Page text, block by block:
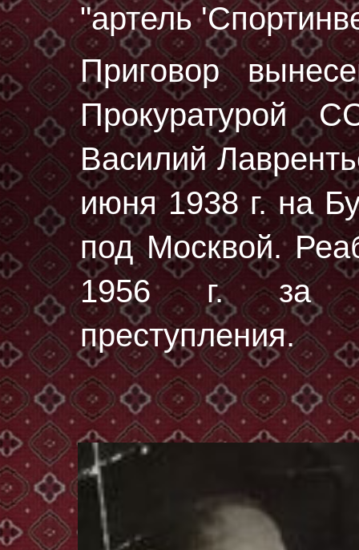
"артель
Приговор
Василий
июня 1938 г.на
под Москвой.
1956 г. за
преступления.